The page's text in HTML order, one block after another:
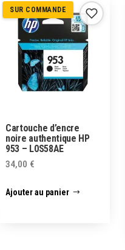
SUR COMMANDE
Cartouche d’encre
noire authentique HP
953 – L0S58AE
34,00 €
Ajouter au panier